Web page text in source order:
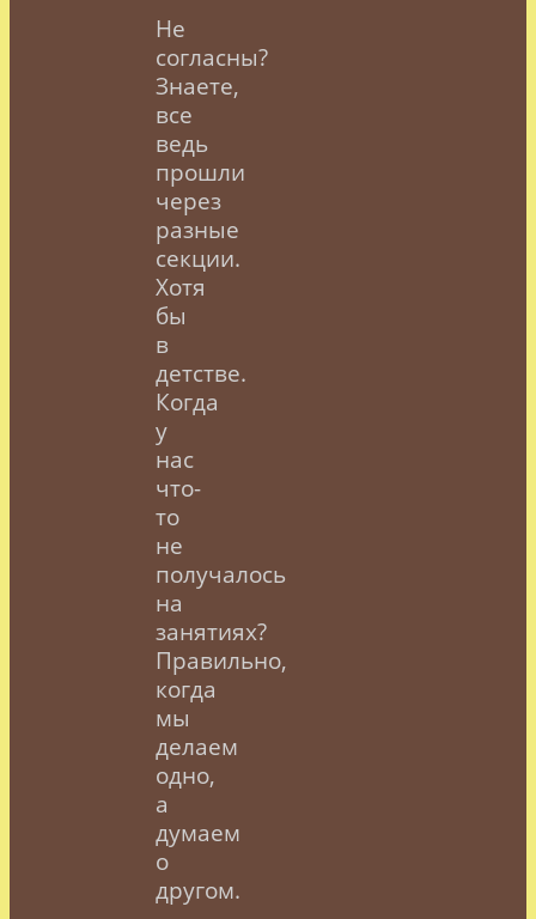
Не
согласны?
Знаете,
все
ведь
прошли
через
разные
секции.
Хотя
бы
в
детстве.
Когда
у
нас
что-
то
не
получалось
на
занятиях?
Правильно,
когда
мы
делаем
одно,
а
думаем
о
другом.